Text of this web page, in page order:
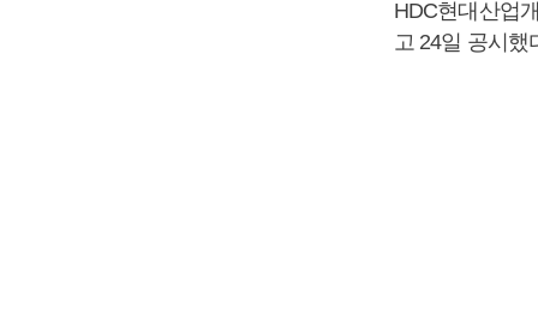
HDC현대산업
고 24일 공시했